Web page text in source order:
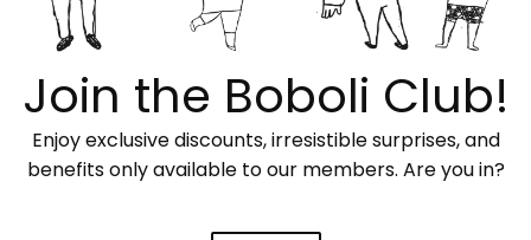
Join the Boboli Club!
Enjoy exclusive discounts, irresistible surprises, and
benefits only available to our members. Are you in?